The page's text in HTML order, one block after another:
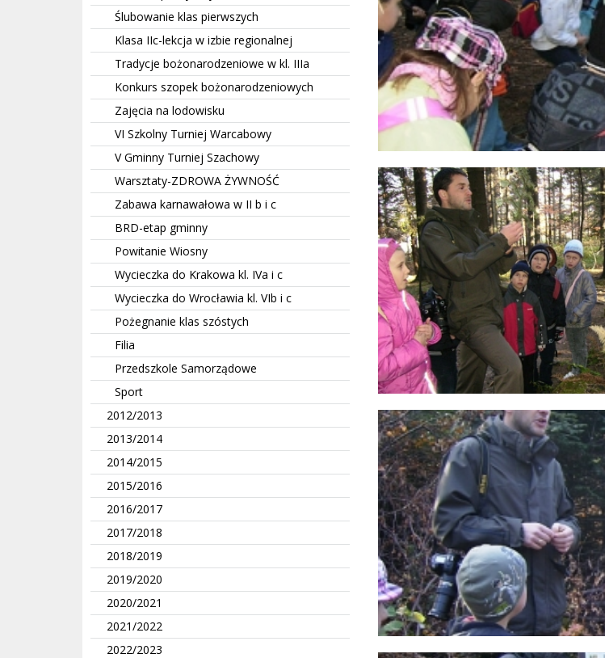
Ślubowanie klas pierwszych
Klasa IIc-lekcja w izbie regionalnej
Tradycje bożonarodzeniowe w kl. IIIa
Konkurs szopek bożonarodzeniowych
Zajęcia na lodowisku
VI Szkolny Turniej Warcabowy
V Gminny Turniej Szachowy
Warsztaty-ZDROWA ŻYWNOŚĆ
Zabawa karnawałowa w II b i c
BRD-etap gminny
Powitanie Wiosny
Wycieczka do Krakowa kl. IVa i c
Wycieczka do Wrocławia kl. VIb i c
Pożegnanie klas szóstych
Filia
Przedszkole Samorządowe
Sport
2012/2013
2013/2014
2014/2015
2015/2016
2016/2017
2017/2018
2018/2019
2019/2020
2020/2021
2021/2022
2022/2023